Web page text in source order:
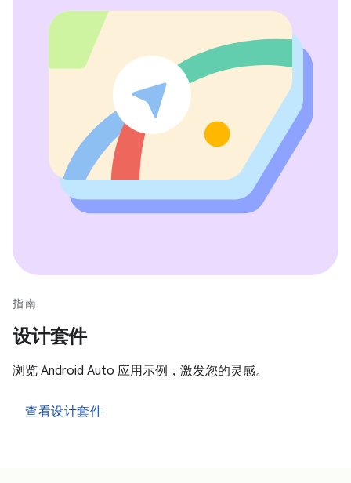
指南
设计套件
浏览 Android Auto 应用示例，激发您的灵感。
查看设计套件